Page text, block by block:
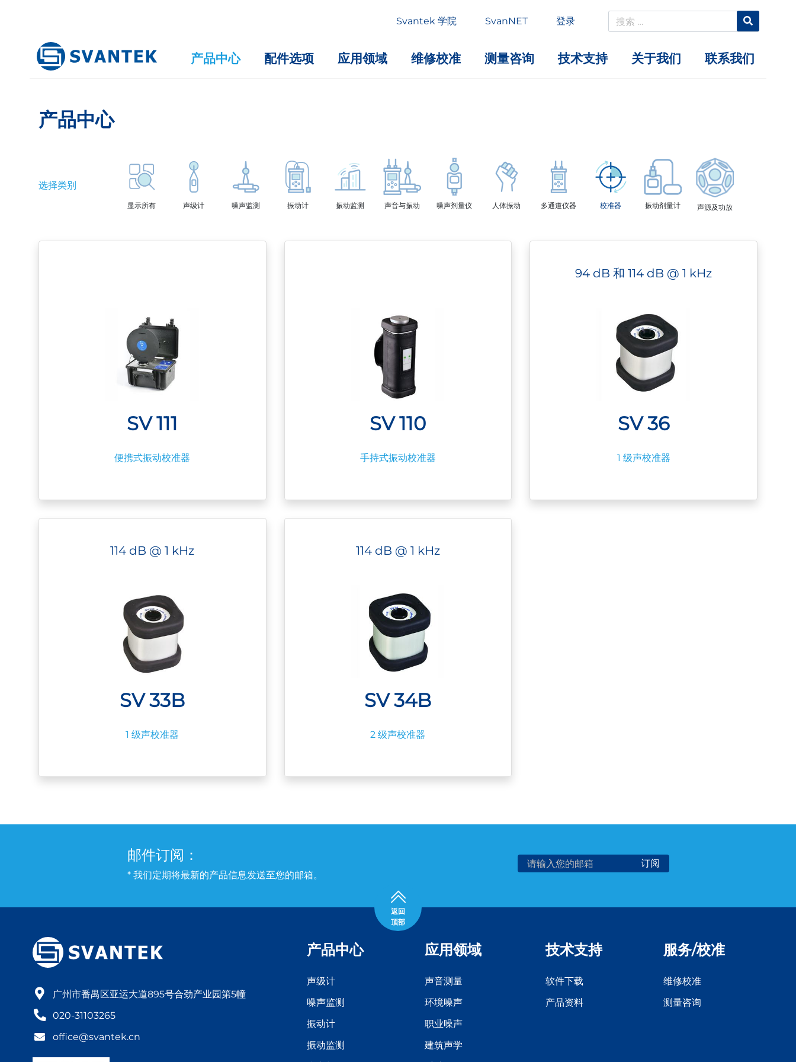
Svantek 学院 SvanNET 登录
产品中心 配件选项 应用领域 维修校准 测量咨询 技术支持 关于我们 联系我们
产品中心
选择类别
显示所有 声级计 噪声监测 振动计 振动监测 声音与振动 噪声剂量仪 人体振动 多通道仪器 校准器 振动剂量计 声源及功放
SV 111
便携式振动校准器
SV 110
手持式振动校准器
94 dB 和 114 dB @ 1 kHz
SV 36
1 级声校准器
114 dB @ 1 kHz
SV 33B
1 级声校准器
114 dB @ 1 kHz
SV 34B
2 级声校准器
邮件订阅：
* 我们定期将最新的产品信息发送至您的邮箱。
返回
顶部
广州市番禺区亚运大道895号合劲产业园第5幢
020-31103265
office@svantek.cn
产品中心
声级计
噪声监测
振动计
振动监测
应用领域
声音测量
环境噪声
职业噪声
建筑声学
技术支持
软件下载
产品资料
服务/校准
维修校准
测量咨询